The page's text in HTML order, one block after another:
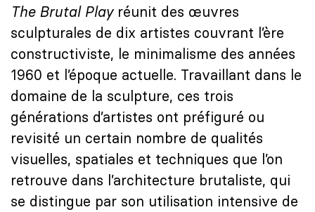
The Brutal Play réunit des œuvres
sculpturales de dix artistes couvrant l’ère
constructiviste, le minimalisme des années
1960 et l’époque actuelle. Travaillant dans le
domaine de la sculpture, ces trois
générations d’artistes ont préfiguré ou
revisité un certain nombre de qualités
visuelles, spatiales et techniques que l’on
retrouve dans l’architecture brutaliste, qui
se distingue par son utilisation intensive de